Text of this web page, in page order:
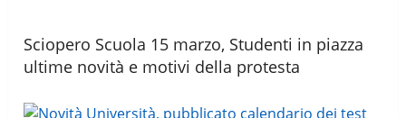
Sciopero Scuola 15 marzo, Studenti in piazza
ultime novità e motivi della protesta